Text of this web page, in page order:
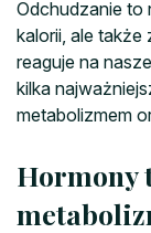
Odchudzanie to
kalorii, ale także
reaguje na
kilka
metabolizmem
Hormony